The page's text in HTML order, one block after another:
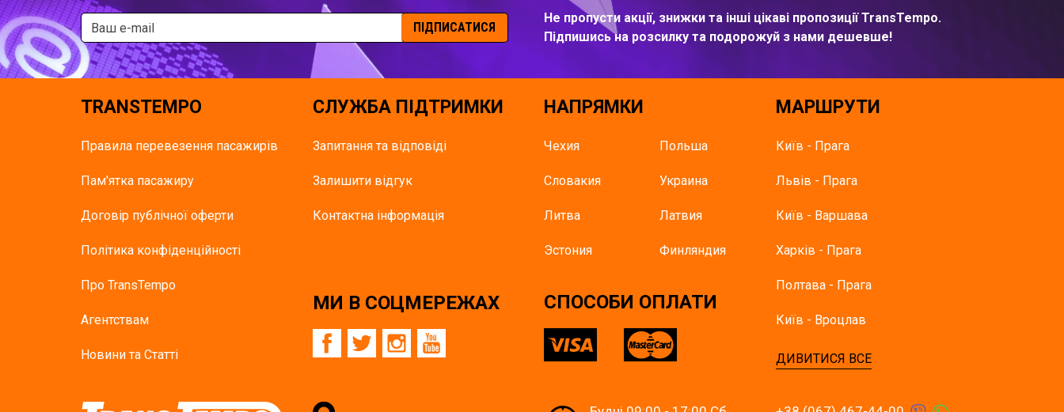
ПІДПИСАТИСЯ
Не пропусти акції, знижки та інші цікаві пропозиції TransTempo.
Підпишись на розсилку та подорожуй з нами дешевше!
TRANSTEMPO
Правила перевезення пасажирів
Пам'ятка пасажиру
Договір публічної оферти
Політика конфіденційності
Про TransTempo
Агентствам
Новини та Статті
СЛУЖБА ПІДТРИМКИ
Запитання та відповіді
Залишити відгук
Контактна інформація
МИ В СОЦМЕРЕЖАХ
НАПРЯМКИ
Чехия Польша
Словакия Украина
Литва Латвия
Эстония Финляндия
СПОСОБИ ОПЛАТИ
МАРШРУТИ
Київ - Прага
Львів - Прага
Київ - Варшава
Харків - Прага
Полтава - Прага
Київ - Вроцлав
ДИВИТИСЯ ВСЕ